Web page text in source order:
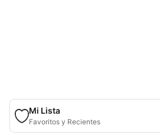
Mi Lista
Favoritos y Recientes